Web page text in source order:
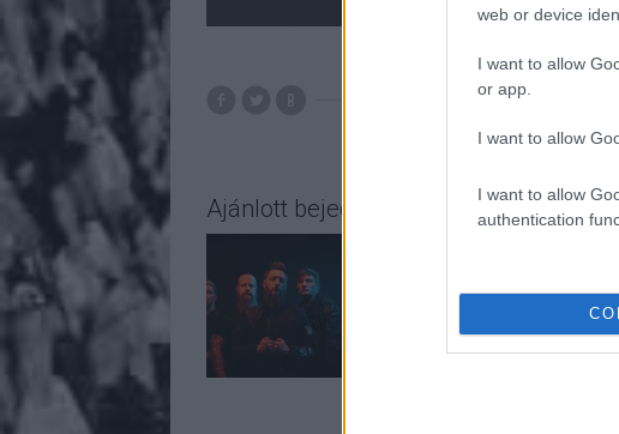
web or device
I want to allow
or app.
I want to allow
I want to allow
authentication
Ajánlott bejegyzések: